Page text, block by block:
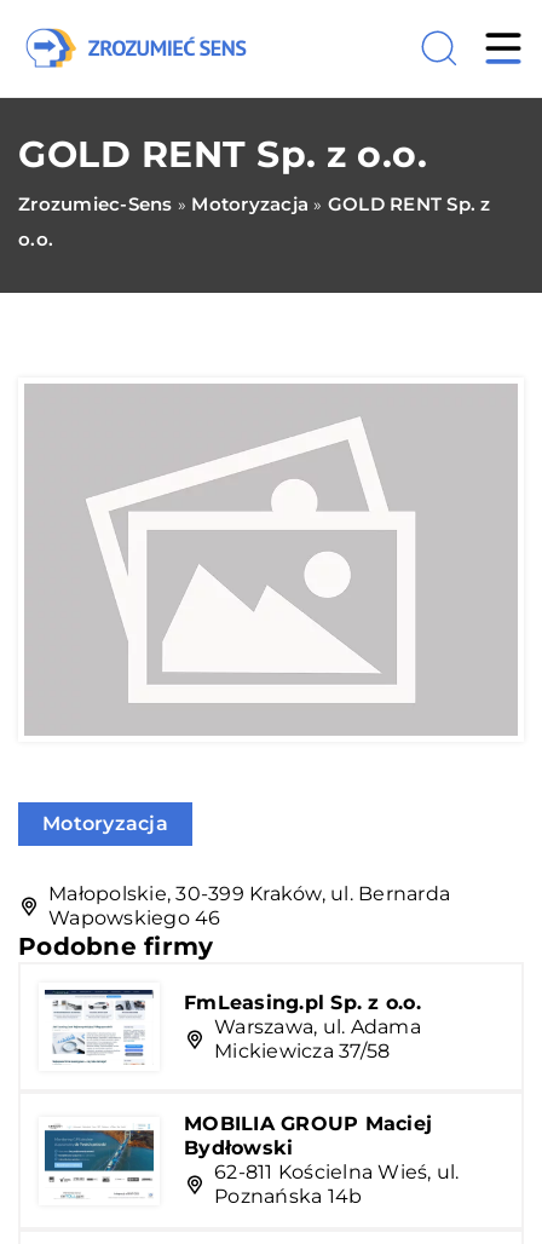
GOLD RENT Sp. z o.o.
Zrozumiec-Sens » Motoryzacja » GOLD RENT Sp. z
o.o.
Motoryzacja
Małopolskie, 30-399 Kraków, ul. Bernarda
Wapowskiego 46
Podobne firmy
FmLeasing.pl Sp. z o.o.
Warszawa, ul. Adama
Mickiewicza 37/58
MOBILIA GROUP Maciej
Bydłowski
62-811 Kościelna Wieś, ul.
Poznańska 14b